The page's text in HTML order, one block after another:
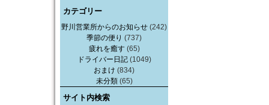
カテゴリー
野川営業所からのお知らせ (242)
季節の便り (737)
疲れを癒す(65)
ドライバー日記(1049)
おまけ (834)
未分類(65)
サイト内検索